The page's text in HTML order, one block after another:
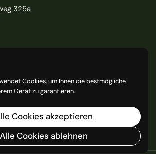
325a
Conditions
Cookies, um Ihnen die bestmögliche
Gerät zu garantieren.
Cookies akzeptieren
Alle Cookies ablehnen